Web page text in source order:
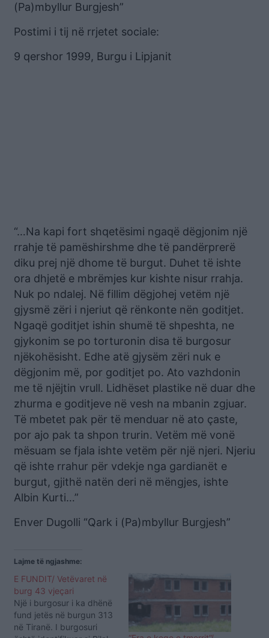
(Pa)mbyllur Burgjesh”
Postimi i tij në rrjetet sociale:
9 qershor 1999, Burgu i Lipjanit
“…Na kapi fort shqetësimi ngaqë dëgjonim një
rrahje të pamëshirshme dhe të pandërprerë
diku prej një dhome të burgut. Duhet të ishte
ora dhjetë e mbrëmjes kur kishte nisur rrahja.
Nuk po ndalej. Në fillim dëgjohej vetëm një
gjysmë zëri i njeriut që rënkonte nën goditjet.
Ngaqë goditjet ishin shumë të shpeshta, ne
gjykonim se po torturonin disa të burgosur
njëkohësisht. Edhe atë gjysëm zëri nuk e
dëgjonim më, por goditjet po. Ato vazhdonin
me të njëjtin vrull. Lidhëset plastike në duar dhe
zhurma e goditjeve në vesh na mbanin zgjuar.
Të mbetet pak për të menduar në ato çaste,
por ajo pak ta shpon trurin. Vetëm më vonë
mësuam se fjala ishte vetëm për një njeri. Njeriu
që ishte rrahur për vdekje nga gardianët e
burgut, gjithë natën deri në mëngjes, ishte
Albin Kurti…”
Enver Dugolli “Qark i (Pa)mbyllur Burgjesh”
Lajme të ngjashme:
E FUNDIT/ Vetëvaret në
burg 43 vjeçari
Një i burgosur i ka dhënë
fund jetës në burgun 313
në Tiranë. I burgosuri